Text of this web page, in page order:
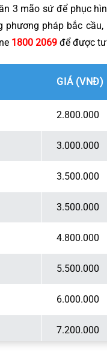
3 mão sứ để phục
phương pháp bắc
1800 2069để được tư
GIÁ (VNĐ)
2.800.000
3.000.000
3.500.000
3.500.000
4.800.000
5.500.000
6.000.000
7.200.000